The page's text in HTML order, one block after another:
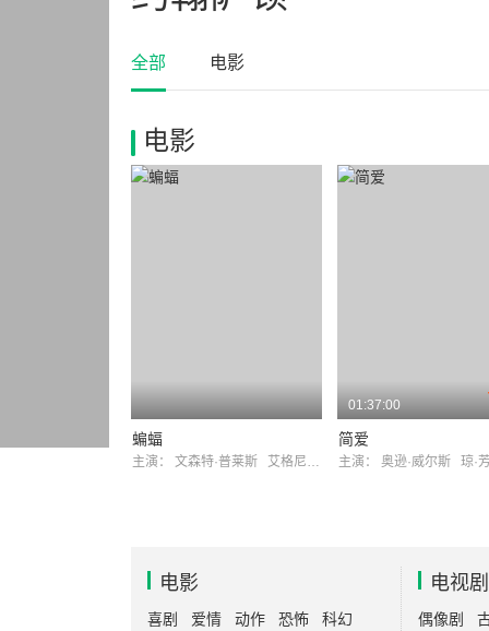
全部 电影
电影
蝙蝠
主演： 文森特·普莱斯 艾格尼丝·摩赫德
01:37:00
简爱
主演： 奥逊·威尔斯 琼·
电影
喜剧 爱情 动作 恐怖 科幻
电视剧
偶像剧